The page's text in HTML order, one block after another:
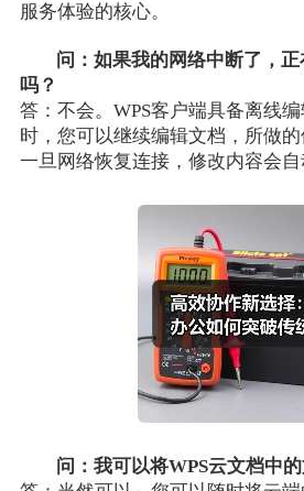
服务体验的核心。
问：如果我的网络中断了，
吗？
答：不会。WPS客户端具备离线
时，您可以继续编辑文档，所做的
一旦网络恢复连接，修改内容会自
问：我可以将WPS云文档中